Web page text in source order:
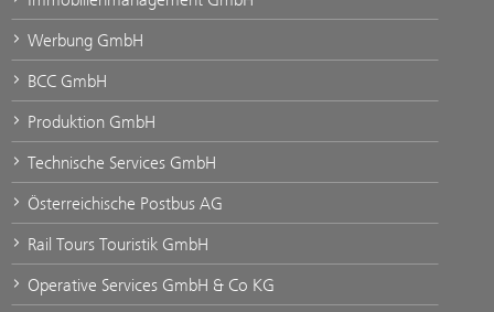
Werbung GmbH
BCC GmbH
Produktion GmbH
Technische Services GmbH
Österreichische Postbus AG
Rail Tours Touristik GmbH
Operative Services GmbH & Co KG